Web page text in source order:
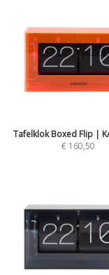
Tafelklok Boxed Flip |
€ 160,50